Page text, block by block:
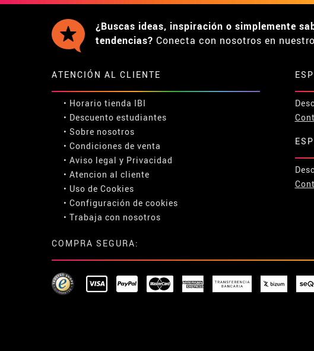
¿Buscas ideas, inspiración o simplemente
tendencias? Conecta con nosotros en nuestro
ATENCIÓN AL CLIENTE
• Horario tienda IBI
• Descuento estudiantes
• Sobre nosotros
• Condiciones de venta
• Aviso legal y Privacidad
• Atencion al cliente
• Uso de Cookies
• Configuración de cookies
• Trabaja con nosotros
COMPRA SEGURA: